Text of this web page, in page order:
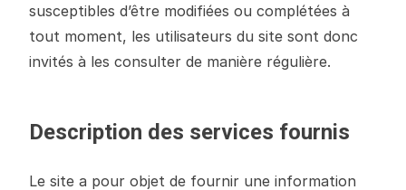
susceptibles d’être modifiées ou complétées à
tout moment, les utilisateurs du site sont donc
invités à les consulter de manière régulière.
Description des services fournis
Le site a pour objet de fournir une information